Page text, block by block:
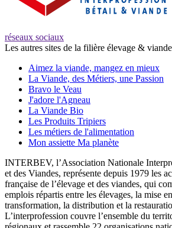
réseaux sociaux
Les autres sites de la filière élevage & viande
Aimez la viande, mangez en mieux
La Viande, des Métiers, une Passion
Bravo le Veau
J'adore l'Agneau
La Viande Bio
Les Produits Tripiers
Les métiers de l'alimentation
Mon assiette Ma planète
INTERBEV, l’Association Nationale
et des Viandes, représente depuis 1979 les
française de l’élevage et des viandes, qui
emplois répartis entre les élevages, la mise
transformation, la distribution et la
L’interprofession couvre l’ensemble du